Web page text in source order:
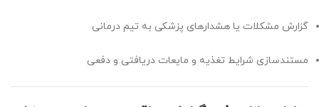
گزارش مشکلات یا هشدارهای پزشکی به تیم درمانی
مستندسازی شرایط تغذیه و مایعات دریافتی و دفعی